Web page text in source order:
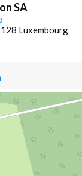
SA
Luxembourg